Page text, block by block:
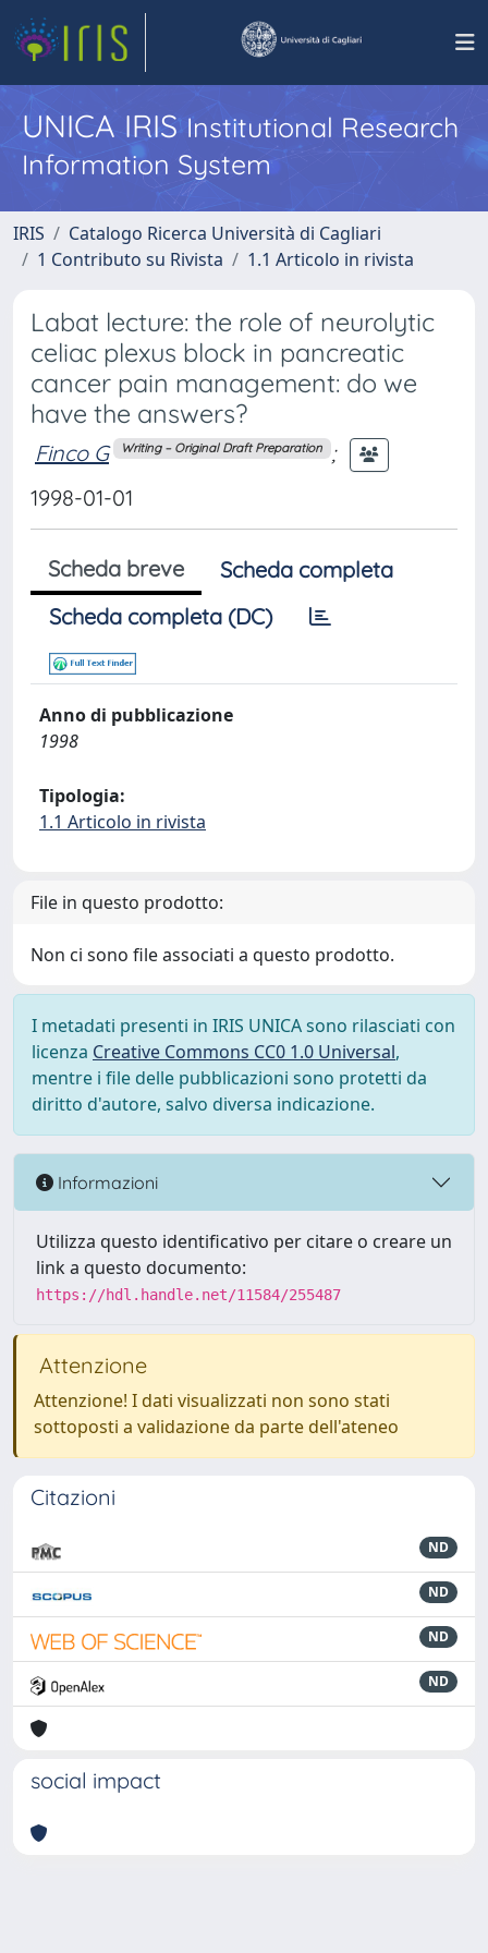
UNICA IRISInstitutional Research
Information System
IRIS
Catalogo Ricerca Università di Cagliari
1 Contributo su Rivista
1.1 Articolo in rivista
Labat lecture: the role of neurolytic
celiac plexus block in pancreatic
cancer pain management: do we
have the answers?
Finco G Writing – Original Draft Preparation ;
1998-01-01
Scheda breve
Scheda completa
Scheda completa (DC)
Anno di pubblicazione
1998
Tipologia:
1.1 Articolo in rivista
File in questo prodotto:
Non ci sono file associati a questo prodotto.
I metadati presenti in IRIS UNICA sono rilasciati con
licenza Creative Commons CC0 1.0 Universal,
mentre i file delle pubblicazioni sono protetti da
diritto d'autore, salvo diversa indicazione.
Informazioni
Utilizza questo identificativo per citare o creare un
link a questo documento:
https://hdl.handle.net/11584/255487
Attenzione
Attenzione! I dati visualizzati non sono stati
sottoposti a validazione da parte dell'ateneo
Citazioni
ND
ND
ND
ND
social impact